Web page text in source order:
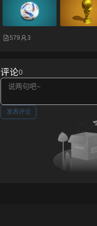
579 3
评论0
发表评论